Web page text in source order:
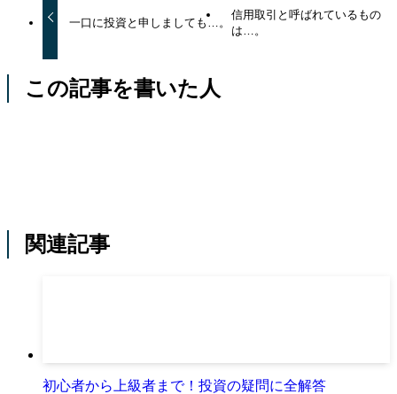
一口に投資と申しましても…。
信用取引と呼ばれているもの
は…。
この記事を書いた人
関連記事
初心者から上級者まで！投資の疑問に全解答